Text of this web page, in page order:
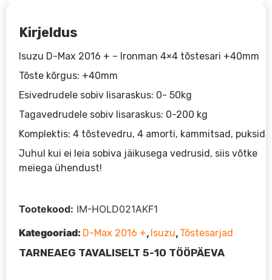
Kirjeldus
Isuzu D-Max 2016 + – Ironman 4×4 tõstesari +40mm
Tõste kõrgus: +40mm
Esivedrudele sobiv lisaraskus: 0- 50kg
Tagavedrudele sobiv lisaraskus: 0-200 kg
Komplektis: 4 tõstevedru, 4 amorti, kammitsad, puksid
Juhul kui ei leia sobiva jäikusega vedrusid, siis võtke
meiega ühendust!
Tootekood: IM-HOLD021AKF1
Kategooriad: D-Max 2016 +, Isuzu, Tõstesarjad
TARNEAEG TAVALISELT 5-10 TÖÖPÄEVA